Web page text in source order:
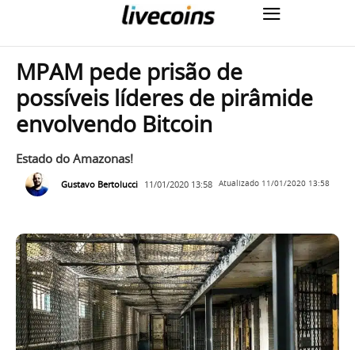
MPAM pede prisão de
possíveis líderes de pirâmide
envolvendo Bitcoin
Estado do Amazonas!
Gustavo Bertolucci 11/01/2020 13:58 Atualizado 11/01/2020 13:58